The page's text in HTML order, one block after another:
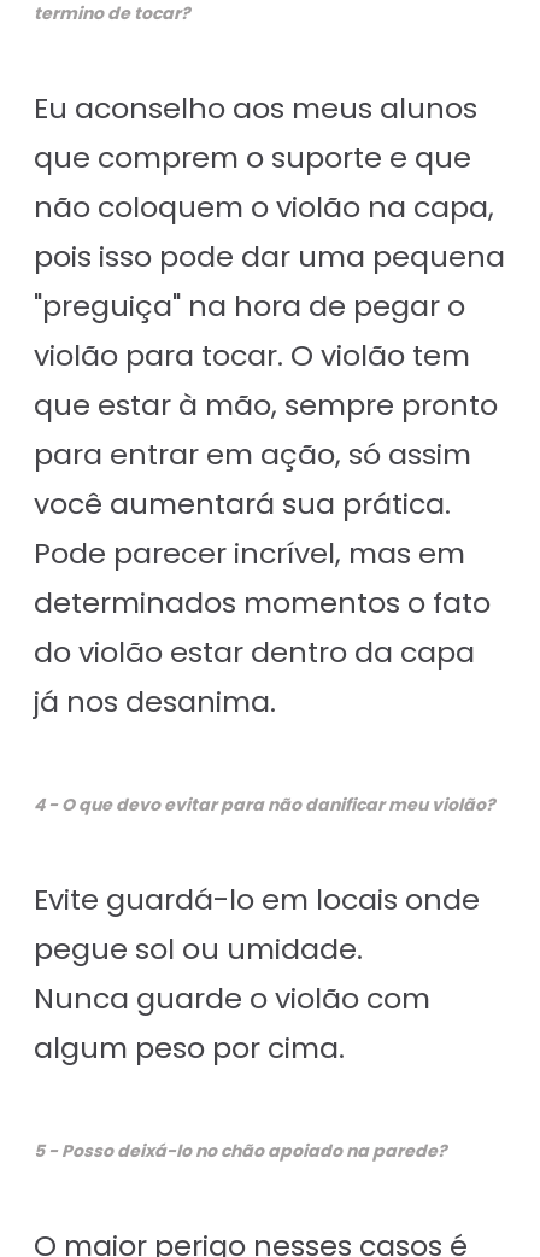
termino de tocar?
Eu aconselho aos meus alunos
que comprem o suporte e que
não coloquem o violão na capa,
pois isso pode dar uma pequena
"preguiça" na hora de pegar o
violão para tocar. O violão tem
que estar à mão, sempre pronto
para entrar em ação, só assim
você aumentará sua prática.
Pode parecer incrível, mas em
determinados momentos o fato
do violão estar dentro da capa
já nos desanima.
4 - O que devo evitar para não danificar meu violão?
Evite guardá-lo em locais onde
pegue sol ou umidade.
Nunca guarde o violão com
algum peso por cima.
5 - Posso deixá-lo no chão apoiado na parede?
O maior perigo nesses casos é